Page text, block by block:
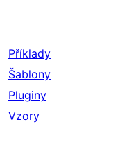
Příklady
Šablony
Pluginy
Vzory